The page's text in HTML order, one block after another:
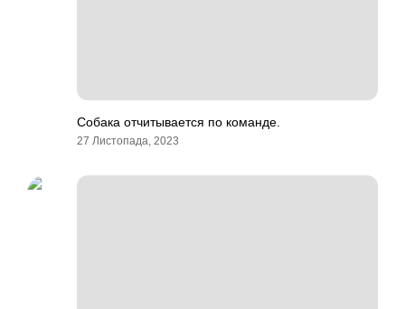
Собака отчитывается по команде.
27 Листопада, 2023